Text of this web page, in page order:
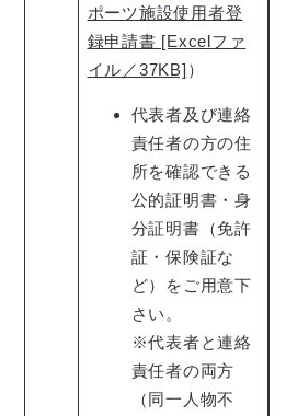
ポーツ施設使用者登
録申請書 [Excelファ
イル／37KB] ​）
代表者及び連絡
責任者の方の住
所を確認できる
公的証明書・身
分証明書（免許
証・保険証な
ど）をご用意下
さい。
※代表者と連絡
責任者の両方
（同一人物不